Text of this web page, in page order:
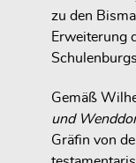
zu den
Erweiterung
Gemäß
und
Gräfin von